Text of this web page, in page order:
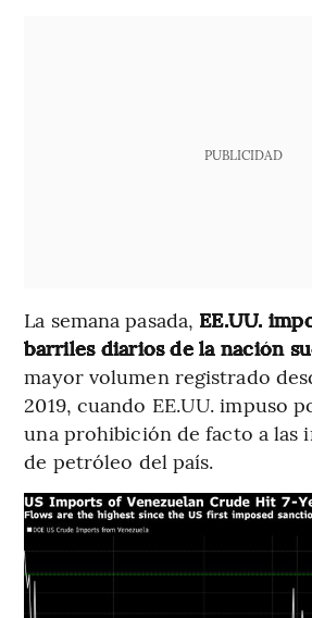
PUBLICIDAD
La semana pasada, EE.UU.
barriles diarios de la nación
mayor volumen registrado
2019, cuando EE.UU. impuso
una prohibición de facto a las
de petróleo del país.